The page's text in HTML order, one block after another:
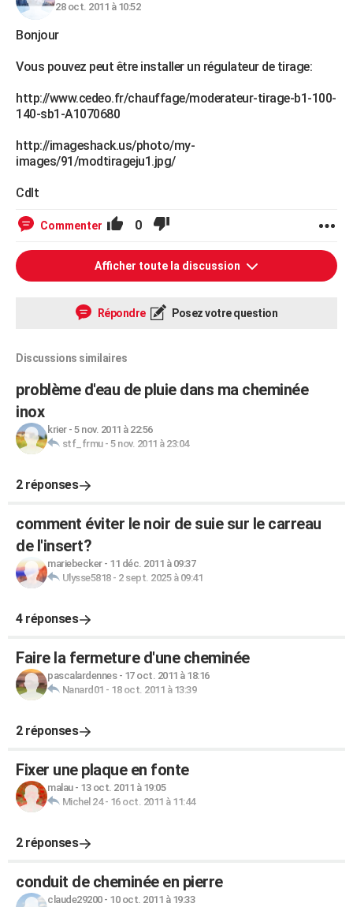
S'inscrire
Se connecter
Lycées
Collèges
Primaires
Universités
Entreprises
Service militaire
Avis de recherche
AVIS DE DÉCÈS
28 oct. 2011 à 10:52
Bonjour
Vous pouvez peut être installer un régulateur de tirage:
http://www.cedeo.fr/chauffage/moderateur-tirage-b1-100-
140-sb1-A1070680
http://imageshack.us/photo/my-
images/91/modtirageju1.jpg/
Cdlt
Commenter 0
Afficher toute la discussion
Répondre Posez votre question
Discussions similaires
problème d'eau de pluie dans ma cheminée
inox
krier- 5 nov. 2011 à 22:56
stf_frmu- 5 nov. 2011 à 23:04
2 réponses
comment éviter le noir de suie sur le carreau
de l'insert?
mariebecker- 11 déc. 2011 à 09:37
Ulysse5818- 2 sept. 2025 à 09:41
4 réponses
Faire la fermeture d'une cheminée
pascalardennes- 17 oct. 2011 à 18:16
Nanard01 - 18 oct. 2011 à 13:39
2 réponses
Fixer une plaque en fonte
malau- 13 oct. 2011 à 19:05
Michel 24- 16 oct. 2011 à 11:44
2 réponses
conduit de cheminée en pierre
claude29200- 10 oct. 2011 à 19:33